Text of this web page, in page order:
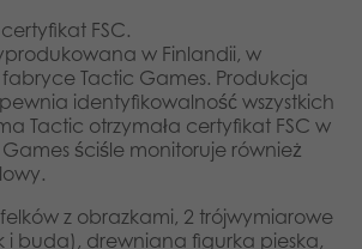
FSC.
w Finlandii, w
Tactic Games. Produkcja
identyfikowalność wszystkich
Tactic otrzymała certyfikat FSC w
ściśle monitoruje również
z obrazkami, 2 trójwymiarowe
i buda), drewniana figurka pieska,